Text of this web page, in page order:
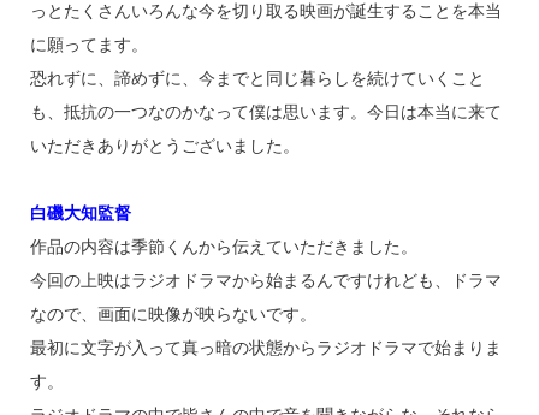
っとたくさんいろんな今を切り取る映画が誕生することを本当
に願ってます。
恐れずに、諦めずに、今までと同じ暮らしを続けていくこと
も、抵抗の一つなのかなって僕は思います。今日は本当に来て
いただきありがとうございました。
白磯大知監督
作品の内容は季節くんから伝えていただきました。
今回の上映はラジオドラマから始まるんですけれども、ドラマ
なので、画面に映像が映らないです。
最初に文字が入って真っ暗の状態からラジオドラマで始まりま
す。